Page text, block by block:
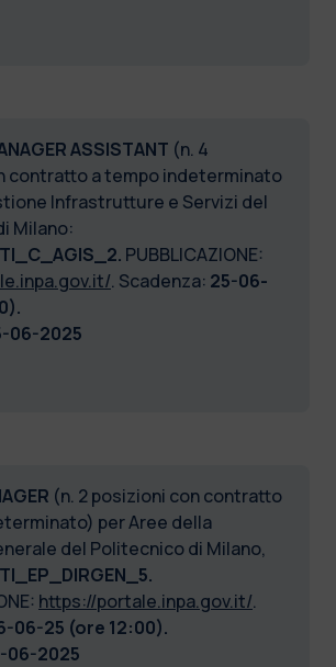
ASSISTANT (n. 4
contratto a tempo indeterminato
Infrastrutture e Servizi del
Milano:
PUBBLICAZIONE:
. Scadenza: 25-06-
06-2025
(n. 2 posizioni con contratto
per Aree della
del Politecnico di Milano,
https://portale.inpa.gov.it/.
06-25 (ore 12:00).
06-2025